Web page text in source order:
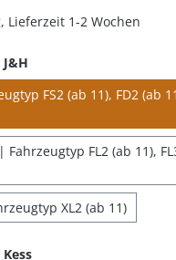
Lieferzeit 1-2 Wochen
FS2 (ab 11), FD2 (ab
FL2 (ab 11),
XL2 (ab 11)